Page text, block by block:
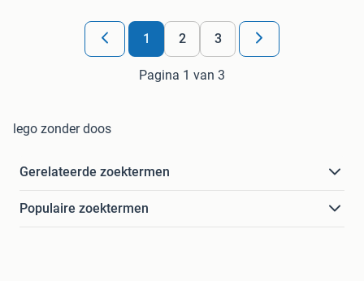
1 2 3
Pagina 1 van 3
lego zonder doos
Gerelateerde zoektermen
Populaire zoektermen